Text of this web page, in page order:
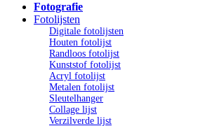
Fotografie
Fotolijsten
Digitale fotolijsten
Houten fotolijst
Randloos fotolijst
Kunststof fotolijst
Acryl fotolijst
Metalen fotolijst
Sleutelhanger
Collage lijst
Verzilverde lijst